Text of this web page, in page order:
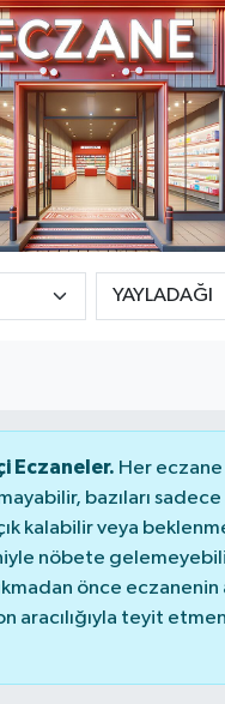
Eczaneler. Her
bazıları sadece
kalabilir veya
nöbete
önce eczanenin
aracılığıyla teyit
BİLİM